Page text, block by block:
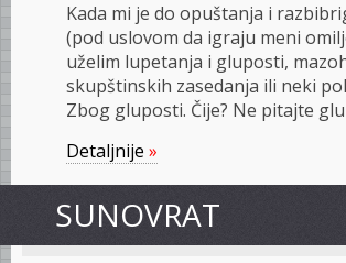
Kada mi je do opuštanja i
(pod uslovom da igraju meni
uželim lupetanja i gluposti,
skupštinskih zasedanja ili neki
Zbog gluposti. Čije? Ne pitajte
Detaljnije »
SUNOVRAT